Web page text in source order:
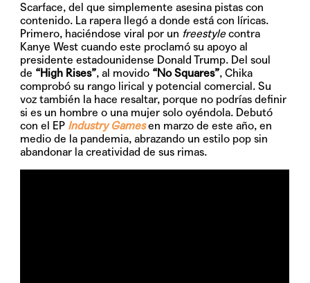
Scarface, del que simplemente asesina pistas con
contenido. La rapera llegó a donde está con líricas.
Primero, haciéndose viral por un freestyle contra
Kanye West cuando este proclamó su apoyo al
presidente estadounidense Donald Trump. Del soul
de “High Rises”, al movido “No Squares”, Chika
comprobó su rango lirical y potencial comercial. Su
voz también la hace resaltar, porque no podrías definir
si es un hombre o una mujer solo oyéndola. Debutó
con el EP Industry Gamesen marzo de este año, en
medio de la pandemia, abrazando un estilo pop sin
abandonar la creatividad de sus rimas.